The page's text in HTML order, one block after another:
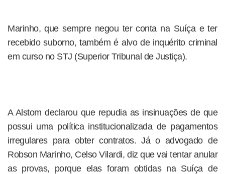
Marinho, que sempre negou ter conta na Suíça e ter
recebido suborno, também é alvo de inquérito criminal
em curso no STJ (Superior Tribunal de Justiça).
A Alstom declarou que repudia as insinuações de que
possui uma política institucionalizada de pagamentos
irregulares para obter contratos. Já o advogado de
Robson Marinho, Celso Vilardi, diz que vai tentar anular
as provas, porque elas foram obtidas na Suíça de